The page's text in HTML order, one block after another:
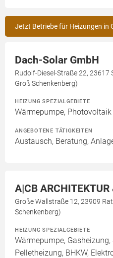
Jetzt Betriebe für Heizungen in
Dach-Solar GmbH
Rudolf-Diesel-Straße 22,
Groß Schenkenberg)
HEIZUNG SPEZIALGEBIETE
Wärmepumpe, Photovoltaik
ANGEBOTENE TÄTIGKEITEN
Austausch, Beratung,
A|CB ARCHITEKTUR
Große Wallstraße 12, 23909
Schenkenberg)
HEIZUNG SPEZIALGEBIETE
Wärmepumpe,
Pelletheizung, BHKW,